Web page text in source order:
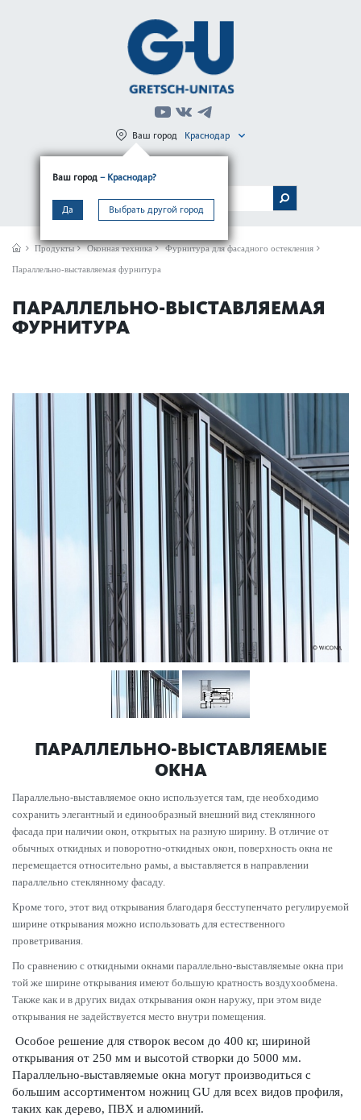
Ваш город – Краснодар?
Да Выбрать другой город
Ваш город Краснодар
МЕНЮ
Продукты Оконная техника Фурнитура для фасадного остекления
Параллельно-выставляемая фурнитура
ПАРАЛЛЕЛЬНО-ВЫСТАВЛЯЕМАЯ
ФУРНИТУРА
ПАРАЛЛЕЛЬНО-ВЫСТАВЛЯЕМЫЕ
ОКНА
Параллельно-выставляемое окно используется там, где необходимо
сохранить элегантный и единообразный внешний вид стеклянного
фасада при наличии окон, открытых на разную ширину. В отличие от
обычных откидных и поворотно-откидных окон, поверхность окна не
перемещается относительно рамы, а выставляется в направлении
параллельно стеклянному фасаду.
Кроме того, этот вид открывания благодаря бесступенчато регулируемой
ширине открывания можно использовать для естественного
проветривания.
По сравнению с откидными окнами параллельно-выставляемые окна при
той же ширине открывания имеют большую кратность воздухообмена.
Также как и в других видах открывания окон наружу, при этом виде
открывания не задействуется место внутри помещения.
Особое решение для створок весом до 400 кг, шириной
открывания от 250 мм и высотой створки до 5000 мм.
Параллельно-выставляемые окна могут производиться с
большим ассортиментом ножниц GU для всех видов профиля,
таких как дерево, ПВХ и алюминий.